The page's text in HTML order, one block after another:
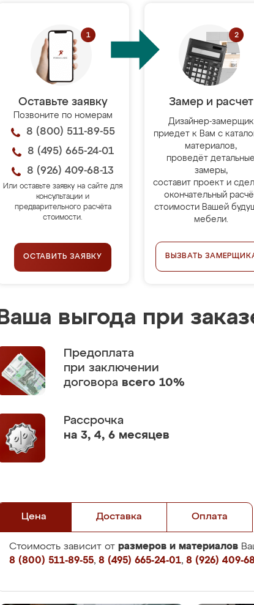
Оставьте заявку
Позвоните по номерам
8 (800) 511-89-55
8 (495) 665-24-01
8 (926) 409-68-13
Или оставьте заявку на сайте для
консультации и
предварительного расчёта
стоимости.
ОСТАВИТЬ ЗАЯВКУ
Замер и расчет
Дизайнер-замерщик
приедет к Вам с
материалов,
проведёт детальные
замеры,
составит проект и
окончательный
стоимости Вашей
мебели.
ВЫЗВАТЬ
Ваша выгода при
Предоплата
при заключении
договора всего 10%
Рассрочка
на 3, 4, 6 месяцев
Цена Доставка Оплата
Стоимость зависит от размеров и материалов
8 (800) 511-89-55, 8 (495) 665-24-01, 8 (926) 409-